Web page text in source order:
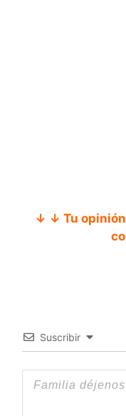
↓ ↓ Tu
Suscribir